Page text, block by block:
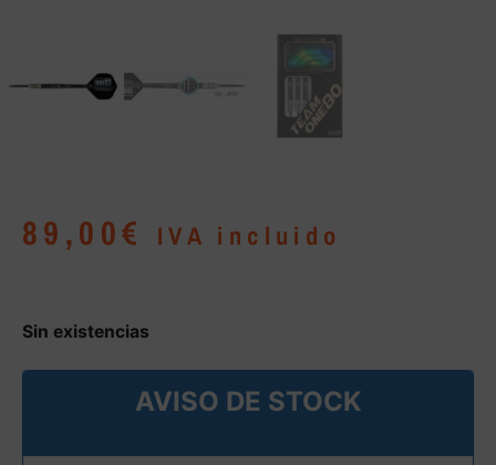
89,00€ IVA incluido
Sin existencias
AVISO DE STOCK